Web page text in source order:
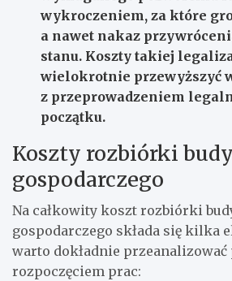
wykroczeniem, za które
a nawet nakaz
stanu. Koszty takiej
wielokrotnie przewyższyć
z przeprowadzeniem
początku.
Koszty rozbiórki
gospodarczego
Na całkowity koszt rozbiórki
gospodarczego składa się kilka
warto dokładnie przeanalizować
rozpoczęciem prac: